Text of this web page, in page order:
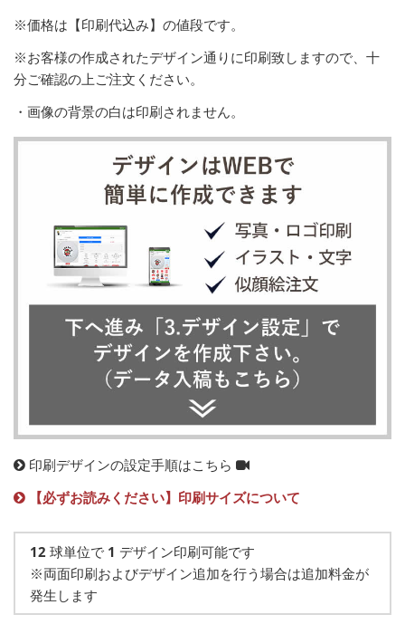
※価格は【印刷代込み】の値段です。
※お客様の作成されたデザイン通りに印刷致しますので、十
分ご確認の上ご注文ください。
・画像の背景の白は印刷されません。
印刷デザインの設定手順はこちら
【必ずお読みください】印刷サイズについて
12 球単位で 1 デザイン印刷可能です
※両面印刷およびデザイン追加を行う場合は追加料金が
発生します